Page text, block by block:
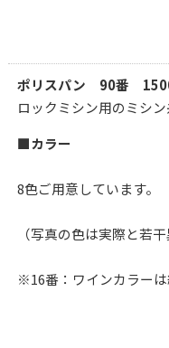
ポリスパン 90番
ロックミシン用のミシン
■カラー
8色ご用意しています。
（写真の色は実際と若
※16番：ワインカラー